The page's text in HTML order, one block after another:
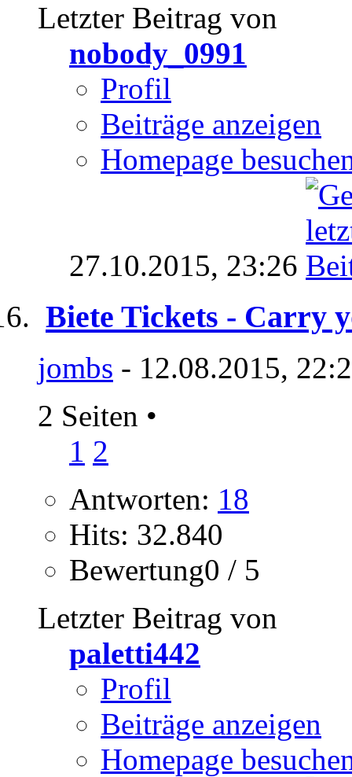
Letzter Beitrag von
nobody_0991
Profil
Beiträge anzeigen
Homepage
27.10.2015, 23:26
Biete Tickets - Carry
jombs - 12.08.2015,
2 Seiten •
1 2
Antworten: 18
Hits: 32.840
Bewertung0 / 5
Letzter Beitrag von
paletti442
Profil
Beiträge anzeigen
Homepage